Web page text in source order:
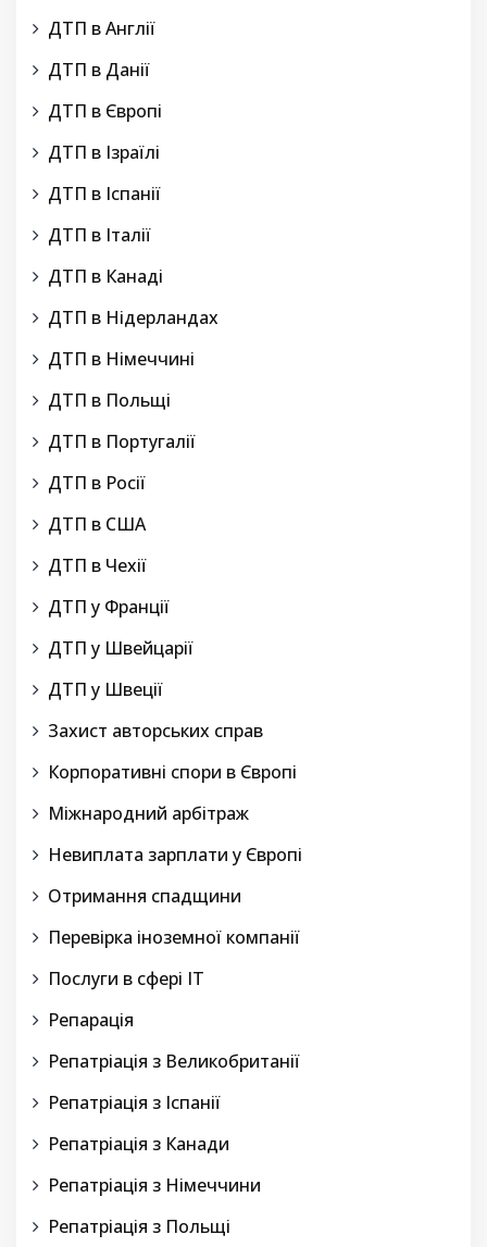
ДТП в Англії
ДТП в Данії
ДТП в Європі
ДТП в Ізраїлі
ДТП в Іспанії
ДТП в Італії
ДТП в Канаді
ДТП в Нідерландах
ДТП в Німеччині
ДТП в Польщі
ДТП в Португалії
ДТП в Росії
ДТП в США
ДТП в Чехії
ДТП у Франції
ДТП у Швейцарії
ДТП у Швеції
Захист авторських справ
Корпоративні спори в Європі
Міжнародний арбітраж
Невиплата зарплати у Європі
Отримання спадщини
Перевірка іноземної компанії
Послуги в сфері IT
Репарація
Репатріація з Великобританії
Репатріація з Іспанії
Репатріація з Канади
Репатріація з Німеччини
Репатріація з Польщі